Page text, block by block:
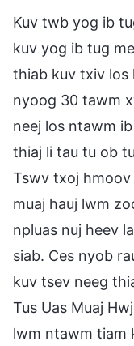
Kuv twb yog ib
kuv yog ib tug
thiab kuv txiv los
nyoog 30 tawm
neej los ntawm
thiaj li tau tu ob
Tswv txoj hmoov
muaj hauj lwm
npluas nuj heev
siab. Ces nyob
kuv tsev neeg
Tus Uas Muaj
lwm ntawm tiam